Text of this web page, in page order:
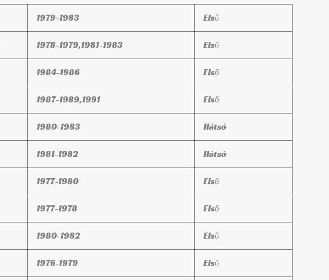
1979-1983 Első
1978-1979,1981-1983 Első
1984-1986 Első
1987-1989,1991 Első
1980-1983 Hátsó
1981-1982 Hátsó
1977-1980 Első
1977-1978 Első
1980-1982 Első
1976-1979 Első